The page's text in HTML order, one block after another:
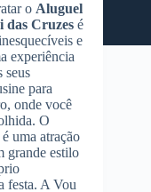
o Aluguel
das Cruzes é
e
experiência
seus
para
onde você
O
é uma atração
grande estilo
festa. A Vou